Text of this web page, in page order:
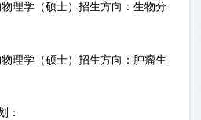
学（硕士）招生方向：生物分
学（硕士）招生方向：肿瘤生
：